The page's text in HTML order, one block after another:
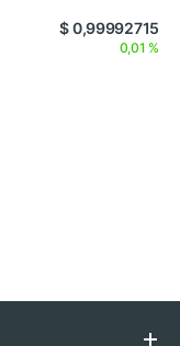
$ 0,99992715
0,01 %